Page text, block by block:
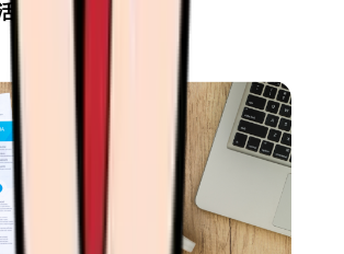
動の戦略